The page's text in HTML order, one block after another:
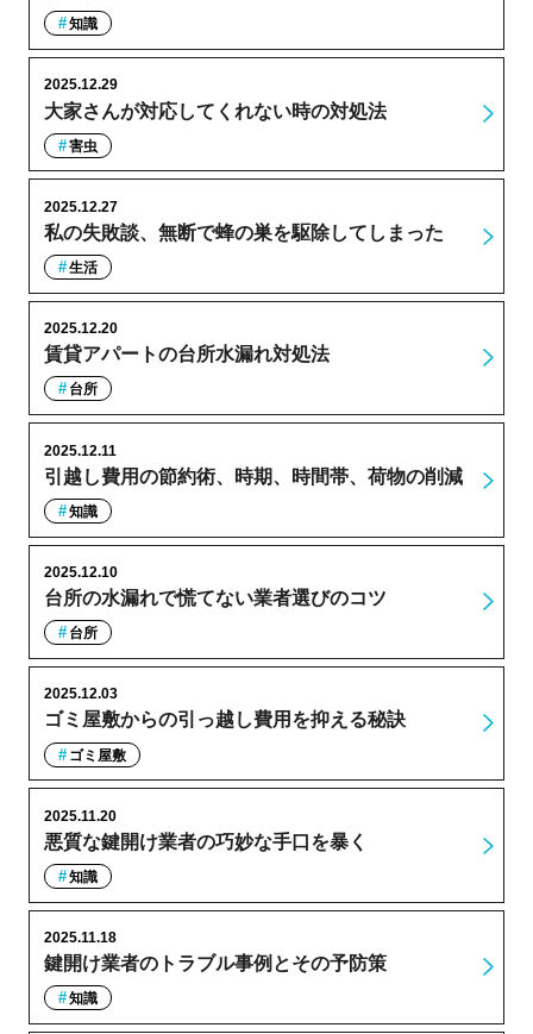
知識
大家さんが対応してくれない時の対処法
2025.12.29
害虫
私の失敗談、無断で蜂の巣を駆除してしまった
2025.12.27
生活
賃貸アパートの台所水漏れ対処法
2025.12.20
台所
引越し費用の節約術、時期、時間帯、荷物の削減
2025.12.11
知識
台所の水漏れで慌てない業者選びのコツ
2025.12.10
台所
ゴミ屋敷からの引っ越し費用を抑える秘訣
2025.12.03
ゴミ屋敷
悪質な鍵開け業者の巧妙な手口を暴く
2025.11.20
知識
鍵開け業者のトラブル事例とその予防策
2025.11.18
知識